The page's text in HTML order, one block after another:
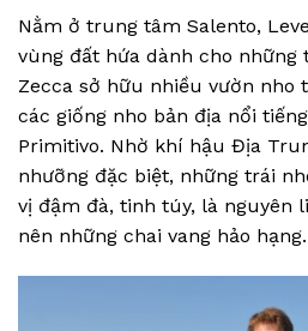
Nằm ở trung tâm Salento,
vùng đất hứa dành cho những
Zecca sở hữu nhiều vườn nho
các giống nho bản địa nổi
Primitivo. Nhờ khí hậu Địa
nhưỡng đặc biệt, những trái
vị đậm đà, tinh túy, là nguyên
nên những chai vang hảo hạng.